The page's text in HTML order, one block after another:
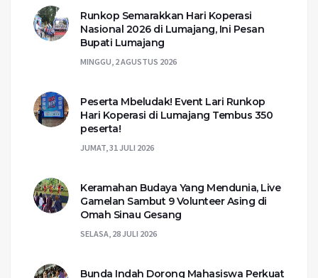
Runkop Semarakkan Hari Koperasi
Nasional 2026 di Lumajang, Ini Pesan
Bupati Lumajang
MINGGU, 2 AGUSTUS 2026
Peserta Mbeludak! Event Lari Runkop
Hari Koperasi di Lumajang Tembus 350
peserta!
JUMAT, 31 JULI 2026
Keramahan Budaya Yang Mendunia, Live
Gamelan Sambut 9 Volunteer Asing di
Omah Sinau Gesang
SELASA, 28 JULI 2026
Bunda Indah Dorong Mahasiswa Perkuat